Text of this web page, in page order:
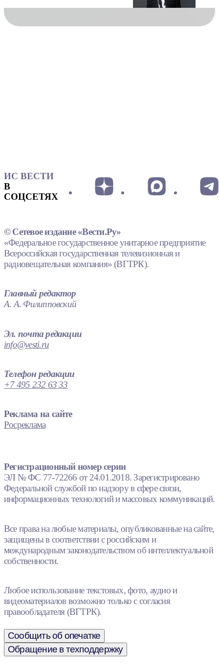
ИС ВЕСТИ
В
СОЦСЕТЯХ
© Сетевое издание «Вести.Ру»
«Федеральное государственное унитарное предприятие
Всероссийская государственная телевизионная и
радиовещательная компания» (ВГТРК).
Главный редактор
А. А. Филипповский
Эл. почта редакции
info@vesti.ru
Телефон редакции
+7 495 232 63 33
Реклама на сайте
Росреклама
Регистрационный номер серии
ЭЛ № ФС 77-72266 от 24.01.2018. Зарегистрировано
Федеральной службой по надзору в сфере связи,
информационных технологий и массовых коммуникаций.
Все права на любые материалы, опубликованные на сайте,
защищены в соответствии с российским и
международным законодательством об интеллектуальной
собственности.
Любое использование текстовых, фото, аудио и
видеоматериалов возможно только с согласия
правообладателя (ВГТРК).
Сообщить об опечатке
Обращение в техподдержку